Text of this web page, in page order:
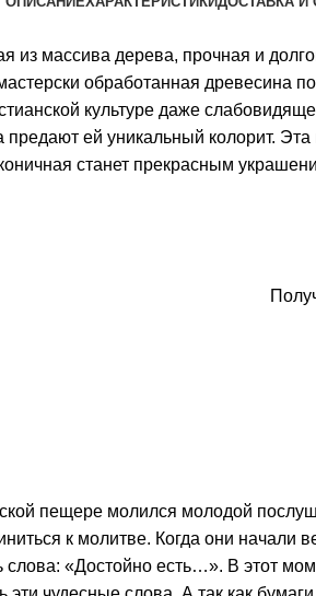
из массива дерева, прочная и
обработанная древесина
культуре даже
предают ей уникальный колорит.
станет прекрасным
пещере молился молодой
к молитве. Когда они начали
«Достойно есть…». В этот